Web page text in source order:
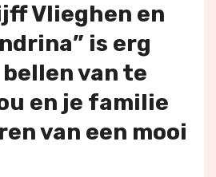
Vlieghen en
is erg
van te
en je familie
van een mooi